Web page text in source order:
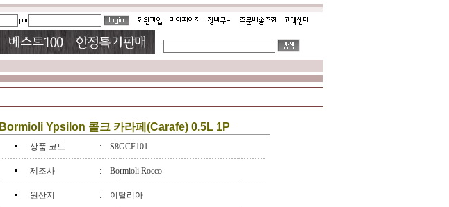
Bormioli Ypsilon 콜크 카라페(Carafe) 0.5L 1P
상품 코드 : S8GCF101
제조사 : Bormioli Rocco
원산지 : 이탈리아